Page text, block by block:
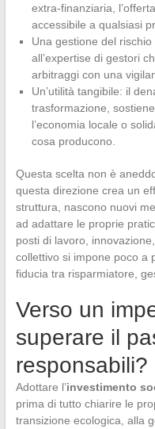
extra-finanziaria,
accessibile a qualsiasi
Una gestione del
all’expertise di gestori
arbitraggi con una
Un’utilità tangibile: il
trasformazione,
l’economia locale o
cosa producono.
Questa scelta non è
questa direzione crea un
struttura, nascono nuovi
ad adattare le proprie
posti di lavoro,
collettivo si impone poco a
fiducia tra risparmiatore,
Verso un
superare il
responsabili?
Adottare l’investimento
prima di tutto chiarire le
transizione ecologica, alla